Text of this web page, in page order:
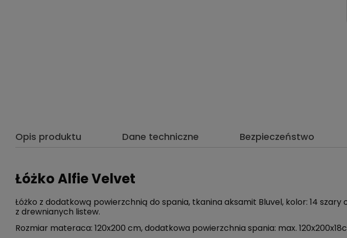
Opis produktu Dane techniczne Bezpieczeństwo
Łóżko Alfie Velvet
Łóżko z dodatkową powierzchnią do spania, tkanina aksamit Bluvel, kolor: 14
z drewnianych listew.
Rozmiar materaca: 120x200 cm, dodatkowa powierzchnia spania: max.